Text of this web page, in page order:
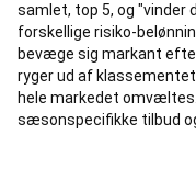
samlet, top 5, og "vinder
forskellige risiko-
bevæge sig markant
ryger ud af
hele markedet
sæsonspecifikke tilbud